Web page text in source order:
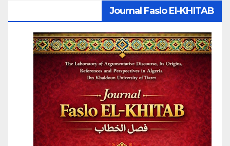
Journal Faslo El-KHITAB